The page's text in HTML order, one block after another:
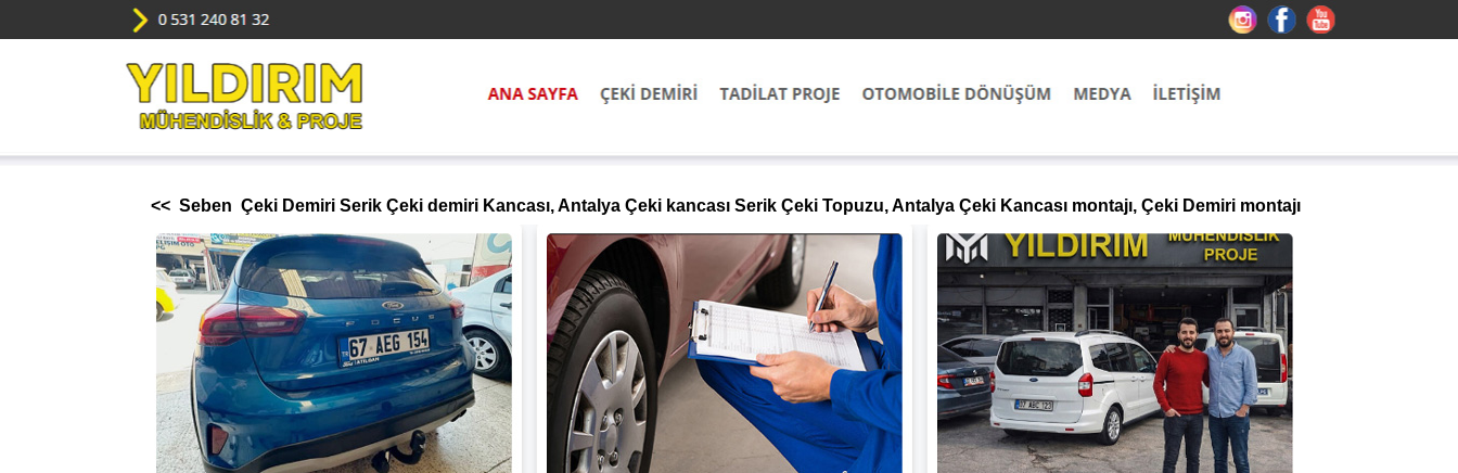
<< Seben Çeki Demiri Serik Çeki demiri Kancası, Antalya Çeki kancası Serik Çeki Topuzu, Antalya Çeki Kancası montajı, Çeki Demiri montajı